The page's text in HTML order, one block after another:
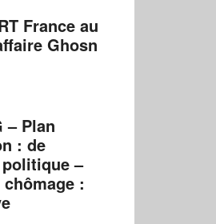
France au
Ghosn
– Plan
: de
politique –
: